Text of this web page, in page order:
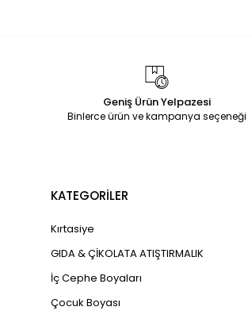
Geniş Ürün Yelpazesi
Binlerce ürün ve kampanya seçeneği
KATEGORİLER
Kırtasiye
GIDA & ÇİKOLATA ATIŞTIRMALIK
İç Cephe Boyaları
Çocuk Boyası